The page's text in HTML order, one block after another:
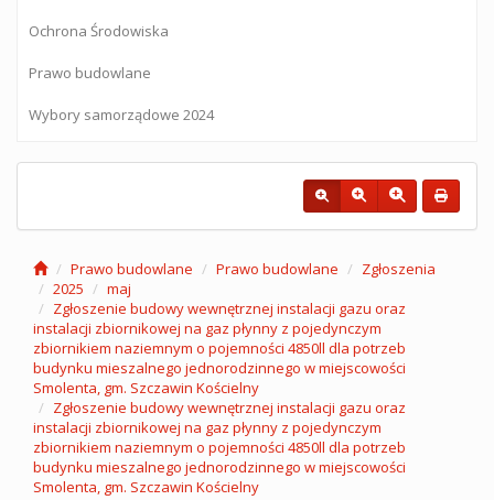
Ochrona Środowiska
Prawo budowlane
Wybory samorządowe 2024
Prawo budowlane Prawo budowlane
Zgłoszenia
2025
maj
Zgłoszenie budowy wewnętrznej instalacji gazu oraz
instalacji zbiornikowej na gaz płynny z pojedynczym
zbiornikiem naziemnym o pojemności 4850ll dla potrzeb
budynku mieszalnego jednorodzinnego w miejscowości
Smolenta, gm. Szczawin Kościelny
Zgłoszenie budowy wewnętrznej instalacji gazu oraz
instalacji zbiornikowej na gaz płynny z pojedynczym
zbiornikiem naziemnym o pojemności 4850ll dla potrzeb
budynku mieszalnego jednorodzinnego w miejscowości
Smolenta, gm. Szczawin Kościelny